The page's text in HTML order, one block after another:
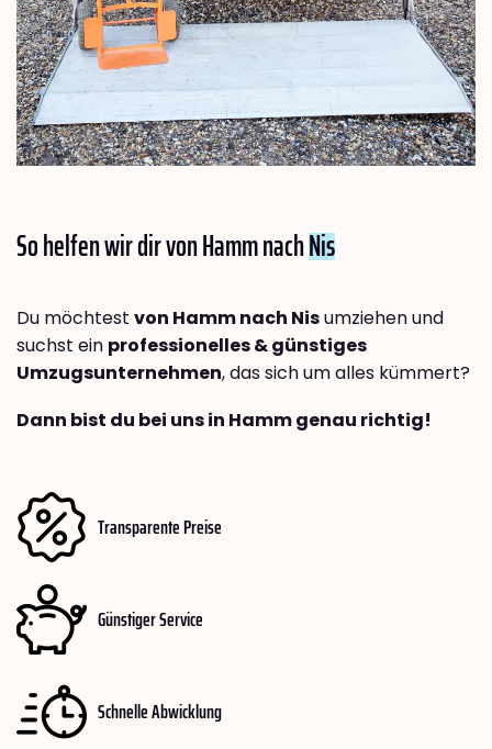
So helfen wir dir von Hamm nachNis
Du möchtest von Hamm nach Nisumziehen und
suchst ein professionelles & günstiges
Umzugsunternehmen, das sich um alles kümmert?
Dann bist du bei uns in Hamm genau richtig!
Transparente Preise
Günstiger Service
Schnelle Abwicklung